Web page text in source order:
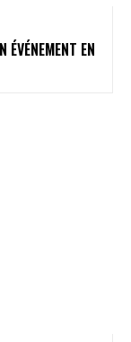
ÉVÉNEMENT EN